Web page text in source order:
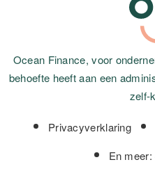
Ocean Finance, voor
behoefte heeft aan een
zelf-
Privacyverklaring
En